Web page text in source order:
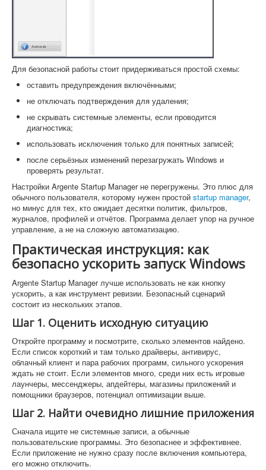
Для безопасной работы стоит придерживаться простой схемы:
оставить предупреждения включёнными;
не отключать подтверждения для удаления;
не скрывать системные элементы, если проводится
диагностика;
использовать исключения только для понятных записей;
после серьёзных изменений перезагружать Windows и
проверять результат.
Настройки Argente Startup Manager не перегружены. Это плюс для
обычного пользователя, которому нужен простой startup manager,
но минус для тех, кто ожидает десятки политик, фильтров,
журналов, профилей и отчётов. Программа делает упор на ручное
управление, а не на сложную автоматизацию.
Практическая инструкция: как
безопасно ускорить запуск Windows
Argente Startup Manager лучше использовать не как кнопку
ускорить, а как инструмент ревизии. Безопасный сценарий
состоит из нескольких этапов.
Шаг 1. Оценить исходную ситуацию
Откройте программу и посмотрите, сколько элементов найдено.
Если список короткий и там только драйверы, антивирус,
облачный клиент и пара рабочих программ, сильного ускорения
ждать не стоит. Если элементов много, среди них есть игровые
лаунчеры, мессенджеры, апдейтеры, магазины приложений и
помощники браузеров, потенциал оптимизации выше.
Шаг 2. Найти очевидно лишние приложения
Сначала ищите не системные записи, а обычные
пользовательские программы. Это безопаснее и эффективнее.
Если приложение не нужно сразу после включения компьютера,
его можно отключить.